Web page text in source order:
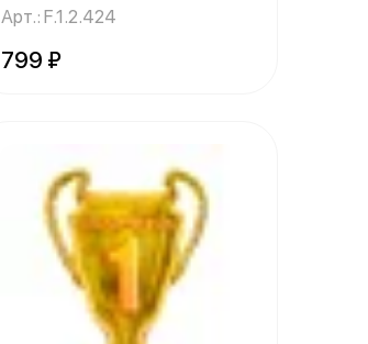
Арт.: F.1.2.424
799 ₽